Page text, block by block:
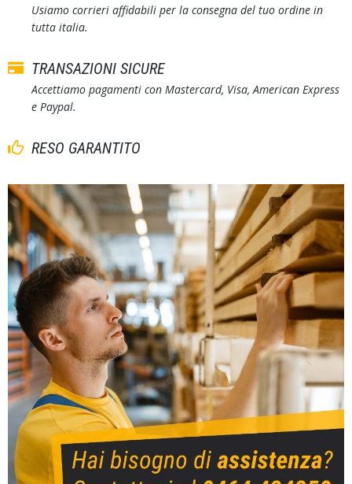
Usiamo corrieri affidabili per la consegna del tuo ordine in
tutta italia.
TRANSAZIONI SICURE
Accettiamo pagamenti con Mastercard, Visa, American Express
e Paypal.
RESO GARANTITO